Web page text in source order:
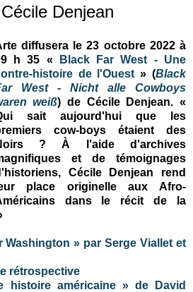
Denjean
diffusera le 23 octobre 2022 à
h 35 «
Black Far West - Une
histoire de l'Ouest » (Black
West - Nicht alle Cowboys
weiß) de Cécile Denjean. «
sait aujourd'hui que les
cow-boys étaient des
? À l'aide d'archives
et de témoignages
Cécile Denjean rend
place originelle aux Afro-
dans le récit de la
Washington » par Serge Viallet et
rétrospective
américaine » de David